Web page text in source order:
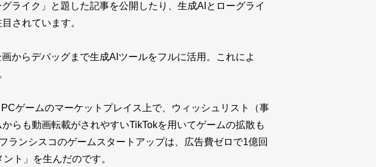
ライク 」と題した記事を公開したり、生成AIとローグライ
されています。
からデバッグまで生成AIツールをフルに活用。これによ
ゲームのマーケットプレイス上で、ウィッシュリスト（事
らも動画転載がされやすいTikTokを用いてゲームの拡散も
ンシスコのゲームスタートアップは、広告費ゼロで1億回
ト」を生んだのです。